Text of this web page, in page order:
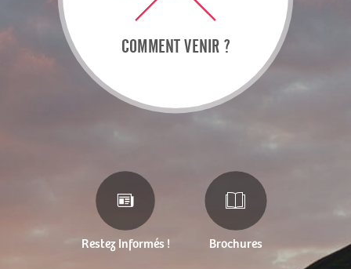
COMMENT VENIR ?
Restez Informés ! Brochures